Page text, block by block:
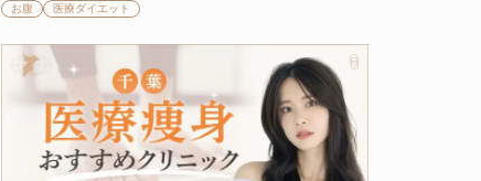
お腹 医療ダイエット